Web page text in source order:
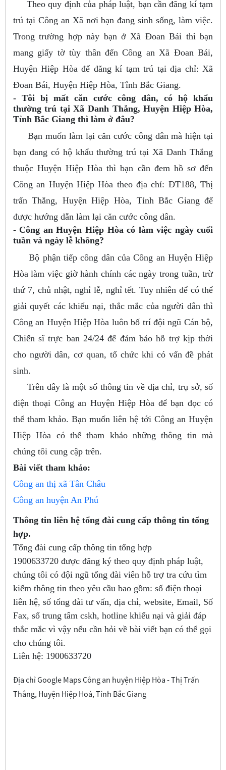
Theo quy định của pháp luật, bạn cần đăng kí tạm
trú tại Công an Xã nơi bạn đang sinh sống, làm việc.
Trong trường hợp này bạn ở Xã Đoan Bái thì bạn
mang giấy tờ tùy thân đến Công an Xã Đoan Bái,
Huyện Hiệp Hòa để đăng kí tạm trú tại địa chỉ: Xã
Đoan Bái, Huyện Hiệp Hòa, Tỉnh Bắc Giang.
- Tôi bị mất căn cước công dân, có hộ khẩu
thường trú tại Xã Danh Thắng, Huyện Hiệp Hòa,
Tỉnh Bắc Giang thì làm ở đâu?
Bạn muốn làm lại căn cước công dân mà hiện tại
bạn đang có hộ khẩu thường trú tại Xã Danh Thắng
thuộc Huyện Hiệp Hòa thì bạn cần đem hồ sơ đến
Công an Huyện Hiệp Hòa theo địa chỉ: ĐT188, Thị
trấn Thắng, Huyện Hiệp Hòa, Tỉnh Bắc Giang để
được hướng dẫn làm lại căn cước công dân.
- Công an Huyện Hiệp Hòa có làm việc ngày cuối
tuần và ngày lễ không?
Bộ phận tiếp công dân của Công an Huyện Hiệp
Hòa làm việc giờ hành chính các ngày trong tuần, trừ
thứ 7, chủ nhật, nghỉ lễ, nghỉ tết. Tuy nhiên để có thể
giải quyết các khiếu nại, thắc mắc của người dân thì
Công an Huyện Hiệp Hòa luôn bố trí đội ngũ Cán bộ,
Chiến sĩ trực ban 24/24 để đảm bảo hỗ trợ kịp thời
cho người dân, cơ quan, tổ chức khi có vấn đề phát
sinh.
Trên đây là một số thông tin về địa chỉ, trụ sở, số
điện thoại Công an Huyện Hiệp Hòa để bạn đọc có
thể tham khảo. Bạn muốn liên hệ tới Công an Huyện
Hiệp Hòa có thể tham khảo những thông tin mà
chúng tôi cung cập trên.
Bài viết tham khảo:
Công an thị xã Tân Châu
Công an huyện An Phú
Thông tin liên hệ tổng đài cung cấp thông tin tổng
hợp.
Tổng đài cung cấp thông tin tổng hợp
1900633720 được đăng ký theo quy định pháp luật,
chúng tôi có đội ngũ tổng đài viên hỗ trợ tra cứu tìm
kiếm thông tin theo yêu cầu bao gồm: số điện thoại
liên hệ, số tổng đài tư vấn, địa chỉ, website, Email, Số
Fax, số trung tâm cskh, hotline khiếu nại và giải đáp
thắc mắc vì vậy nếu cần hỏi về bài viết bạn có thể gọi
cho chúng tôi.
Liên hệ: 1900633720
Địa chỉ Google Maps Công an huyện Hiệp Hòa - Thị Trấn
Thắng, Huyện Hiệp Hoà, Tỉnh Bắc Giang